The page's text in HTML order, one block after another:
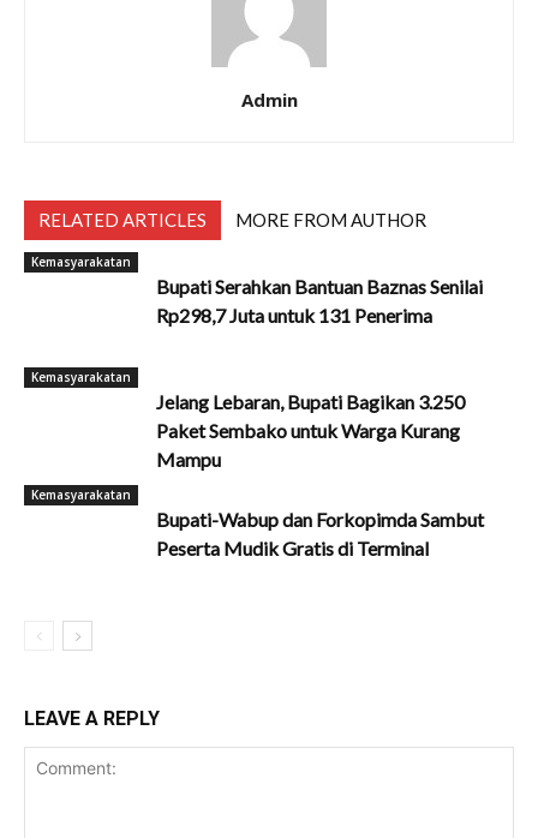
Admin
RELATED ARTICLES MORE FROM AUTHOR
Kemasyarakatan
Bupati Serahkan Bantuan Baznas Senilai
Rp298,7 Juta untuk 131 Penerima
Kemasyarakatan
Jelang Lebaran, Bupati Bagikan 3.250
Paket Sembako untuk Warga Kurang
Mampu
Kemasyarakatan
Bupati-Wabup dan Forkopimda Sambut
Peserta Mudik Gratis di Terminal
LEAVE A REPLY